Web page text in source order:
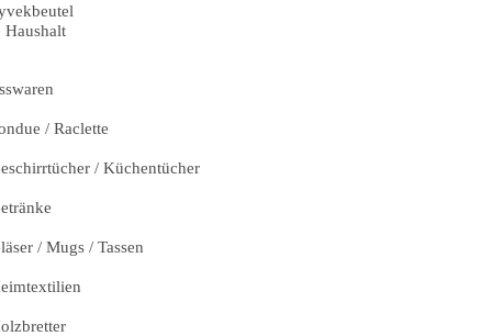
Haushalt
/ Raclette
/ Küchentücher
/ Mugs / Tassen